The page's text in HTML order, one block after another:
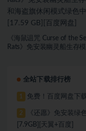
《海鼠诅咒 Curse of the
Rats》免安装幽灵船生存
全站下载排行榜
1 免费！百度网盘下
2
《还愿》免安装绿
[7.9GB][天翼+百度]